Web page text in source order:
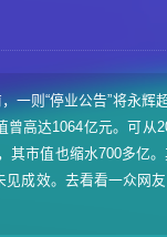
则“停业公告”将永辉
高达1064亿元。可
市值也缩水700多亿
见成效。去看看一众网